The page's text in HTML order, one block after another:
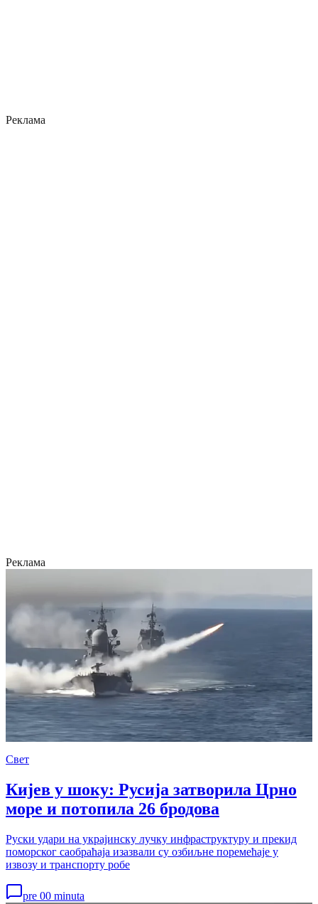
Реклама
Реклама
Свет
Кијев у шоку: Русија затворила Црно
море и потопила 26 бродова
Руски удари на украјинску лучку инфраструктуру и прекид
поморског саобраћаја изазвали су озбиљне поремећаје у
извозу и транспорту робе
pre 00 minuta